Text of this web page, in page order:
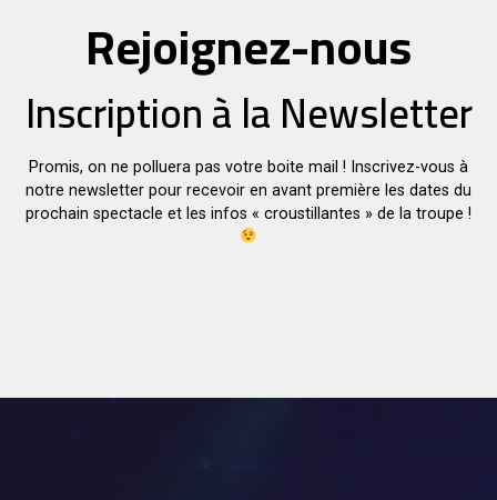
Rejoignez-nous
Inscription à la Newsletter
Promis, on ne polluera pas votre boite mail ! Inscrivez-vous à
notre newsletter pour recevoir en avant première les dates du
prochain spectacle et les infos « croustillantes » de la troupe !